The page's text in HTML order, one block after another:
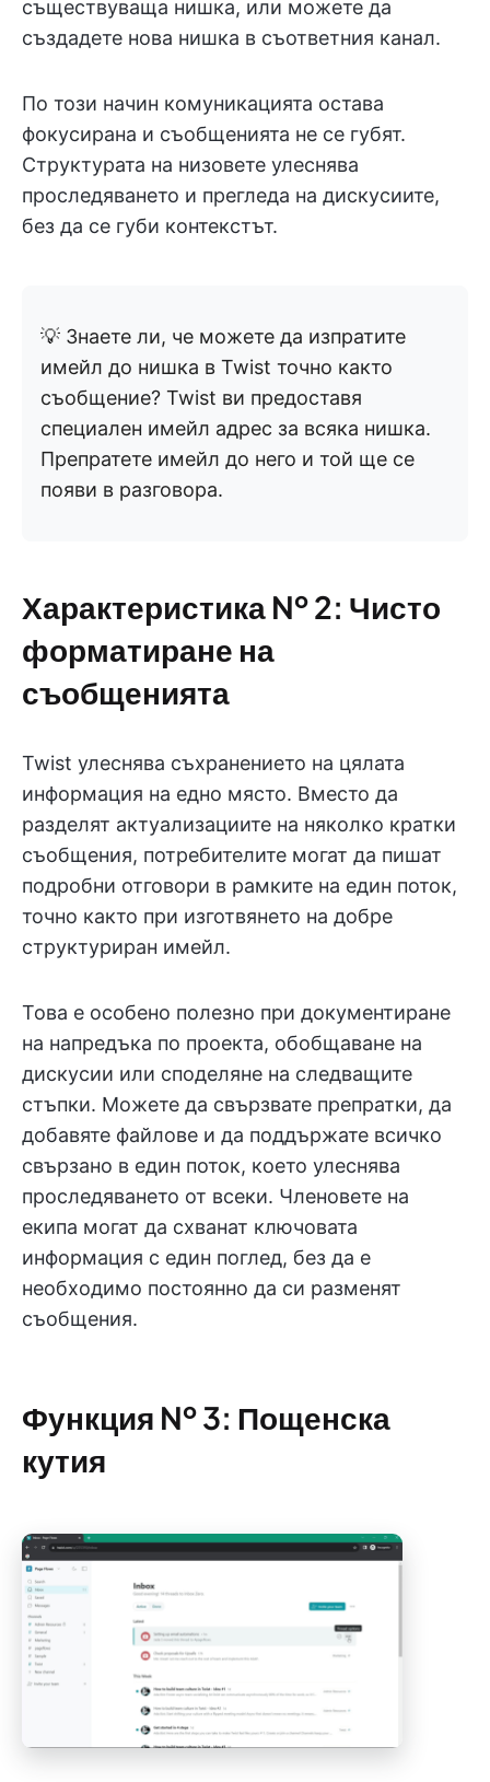
съществуваща нишка, или можете да
създадете нова нишка в съответния канал.
По този начин комуникацията остава
фокусирана и съобщенията не се губят.
Структурата на низовете улеснява
проследяването и прегледа на дискусиите,
без да се губи контекстът.
💡 Знаете ли, че можете да изпратите
имейл до нишка в Twist точно както
съобщение? Twist ви предоставя
специален имейл адрес за всяка нишка.
Препратете имейл до него и той ще се
появи в разговора.
Характеристика № 2: Чисто
форматиране на
съобщенията
Twist улеснява съхранението на цялата
информация на едно място. Вместо да
разделят актуализациите на няколко кратки
съобщения, потребителите могат да пишат
подробни отговори в рамките на един поток,
точно както при изготвянето на добре
структуриран имейл.
Това е особено полезно при документиране
на напредъка по проекта, обобщаване на
дискусии или споделяне на следващите
стъпки. Можете да свързвате препратки, да
добавяте файлове и да поддържате всичко
свързано в един поток, което улеснява
проследяването от всеки. Членовете на
екипа могат да схванат ключовата
информация с един поглед, без да е
необходимо постоянно да си разменят
съобщения.
Функция № 3: Пощенска
кутия